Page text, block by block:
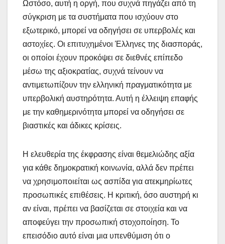
Ωστόσο, αυτή η οργή, που συχνά πηγάζει από τη
σύγκριση με τα συστήματα που ισχύουν στο
εξωτερικό, μπορεί να οδηγήσει σε υπερβολές και
αστοχίες. Οι επιτυχημένοι Έλληνες της διασποράς,
οι οποίοι έχουν προκόψει σε διεθνές επίπεδο
μέσω της αξιοκρατίας, συχνά τείνουν να
αντιμετωπίζουν την ελληνική πραγματικότητα με
υπερβολική αυστηρότητα. Αυτή η έλλειψη επαφής
με την καθημερινότητα μπορεί να οδηγήσει σε
βιαστικές και άδικες κρίσεις.
Η ελευθερία της έκφρασης είναι θεμελιώδης αξία
για κάθε δημοκρατική κοινωνία, αλλά δεν πρέπει
να χρησιμοποιείται ως ασπίδα για ατεκμηρίωτες
προσωπικές επιθέσεις. Η κριτική, όσο αυστηρή κι
αν είναι, πρέπει να βασίζεται σε στοιχεία και να
αποφεύγει την προσωπική στοχοποίηση. Το
επεισόδιο αυτό είναι μια υπενθύμιση ότι ο